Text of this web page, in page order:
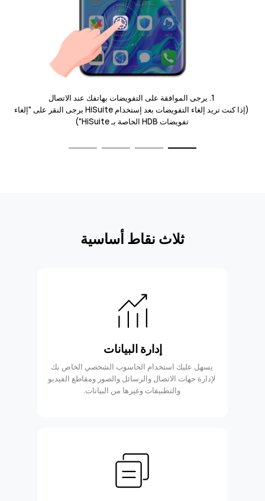
1. يرجى الموافقة على التفويضات بهاتفك عند الاتصال
(إذا كنت تريد إلغاء التفويضات بعد إستخدام HiSuite يرجى النقر على "إلغاء
تفويضات HDB الخاصة بـ HiSuite")
ثلاث نقاط أساسية
إدارة البيانات
يسهل عليك استخدام الحاسوب الشخصي الخاص بك
لإدارة جهات الاتصال والرسائل والصور ومقاطع الفيديو
والتطبيقات وغيرها من البيانات.